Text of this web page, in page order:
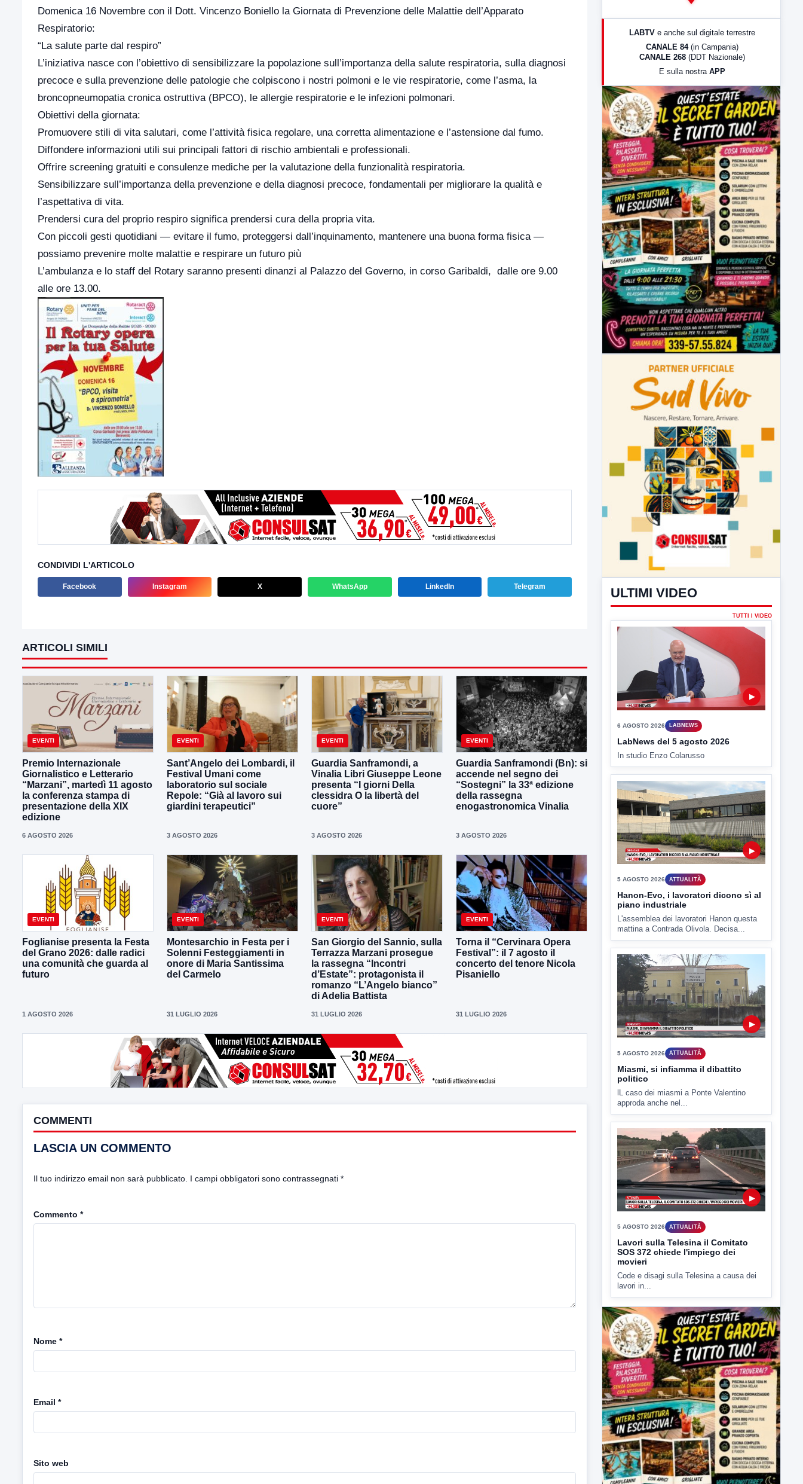
Domenica 16 Novembre con il Dott. Vincenzo Boniello la Giornata di Prevenzione delle Malattie dell’Apparato
Respiratorio:
“La salute parte dal respiro”
L’iniziativa nasce con l’obiettivo di sensibilizzare la popolazione sull’importanza della salute respiratoria, sulla diagnosi
precoce e sulla prevenzione delle patologie che colpiscono i nostri polmoni e le vie respiratorie, come l’asma, la
broncopneumopatia cronica ostruttiva (BPCO), le allergie respiratorie e le infezioni polmonari.
Obiettivi della giornata:
Promuovere stili di vita salutari, come l’attività fisica regolare, una corretta alimentazione e l’astensione dal fumo.
Diffondere informazioni utili sui principali fattori di rischio ambientali e professionali.
Offrire screening gratuiti e consulenze mediche per la valutazione della funzionalità respiratoria.
Sensibilizzare sull’importanza della prevenzione e della diagnosi precoce, fondamentali per migliorare la qualità e
l’aspettativa di vita.
Prendersi cura del proprio respiro significa prendersi cura della propria vita.
Con piccoli gesti quotidiani — evitare il fumo, proteggersi dall’inquinamento, mantenere una buona forma fisica —
possiamo prevenire molte malattie e respirare un futuro più ‎
L’ambulanza e lo staff del Rotary saranno presenti dinanzi al Palazzo del Governo, in corso Garibaldi, dalle ore 9.00
alle ore 13.00.
CONDIVIDI L'ARTICOLO
Facebook Instagram X WhatsApp LinkedIn Telegram
ARTICOLI SIMILI
EVENTI
Premio Internazionale
Giornalistico e Letterario
“Marzani”, martedì 11 agosto
la conferenza stampa di
presentazione della XIX
edizione
6 AGOSTO 2026
EVENTI
Sant’Angelo dei Lombardi, il
Festival Umani come
laboratorio sul sociale
Repole: “Già al lavoro sui
giardini terapeutici”
3 AGOSTO 2026
EVENTI
Guardia Sanframondi, a
Vinalia Libri Giuseppe Leone
presenta “I giorni Della
clessidra O la libertà del
cuore”
3 AGOSTO 2026
EVENTI
Guardia Sanframondi (Bn): si
accende nel segno dei
“Sostegni” la 33ª edizione
della rassegna
enogastronomica Vinalia
3 AGOSTO 2026
EVENTI
Foglianise presenta la Festa
del Grano 2026: dalle radici
una comunità che guarda al
futuro
1 AGOSTO 2026
EVENTI
Montesarchio in Festa per i
Solenni Festeggiamenti in
onore di Maria Santissima
del Carmelo
31 LUGLIO 2026
EVENTI
San Giorgio del Sannio, sulla
Terrazza Marzani prosegue
la rassegna “Incontri
d’Estate”: protagonista il
romanzo “L’Angelo bianco”
di Adelia Battista
31 LUGLIO 2026
EVENTI
Torna il “Cervinara Opera
Festival”: il 7 agosto il
concerto del tenore Nicola
Pisaniello
31 LUGLIO 2026
COMMENTI
LASCIA UN COMMENTO
Il tuo indirizzo email non sarà pubblicato. I campi obbligatori sono contrassegnati *
Commento *
Nome *
Email *
Sito web
LabNews (Diretta)
23:00 LabNews (replica)
LABTV e anche sul digitale terrestre
CANALE 84 (in Campania)
CANALE 268 (DDT Nazionale)
E sulla nostra APP
ULTIMI VIDEO
6 AGOSTO 2026 LABNEWS
LabNews del 5 agosto 2026
In studio Enzo Colarusso
▶
5 AGOSTO 2026 ATTUALITÀ
Hanon-Evo, i lavoratori dicono sì al
piano industriale
L'assemblea dei lavoratori Hanon questa
mattina a Contrada Olivola. Decisa...
5 AGOSTO 2026 ATTUALITÀ
Miasmi, si infiamma il dibattito
politico
lL caso dei miasmi a Ponte Valentino
approda anche nel...
5 AGOSTO 2026 ATTUALITÀ
Lavori sulla Telesina il Comitato
SOS 372 chiede l'impiego dei
Code e disagi sulla Telesina a causa dei
lavori in...